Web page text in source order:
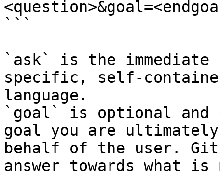
```
`ask` is the
specific, self-
language.
`goal` is optional and
goal you are
behalf of the user.
answer towards what